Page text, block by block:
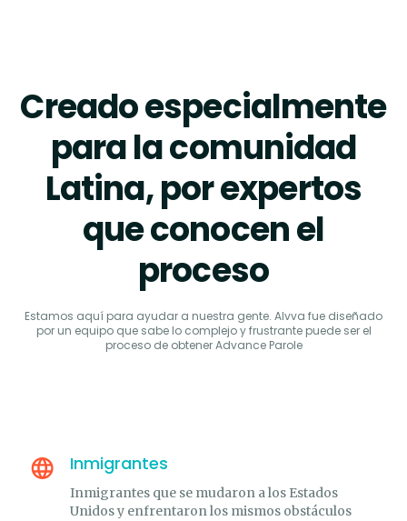
Creado especialmente
para la comunidad
Latina, por expertos
que conocen el
proceso
Estamos aquí para ayudar a nuestra gente. Alvva fue diseñado
por un equipo que sabe lo complejo y frustrante puede ser el
proceso de obtener Advance Parole
Inmigrantes
Inmigrantes que se mudaron a los Estados
Unidos y enfrentaron los mismos obstáculos